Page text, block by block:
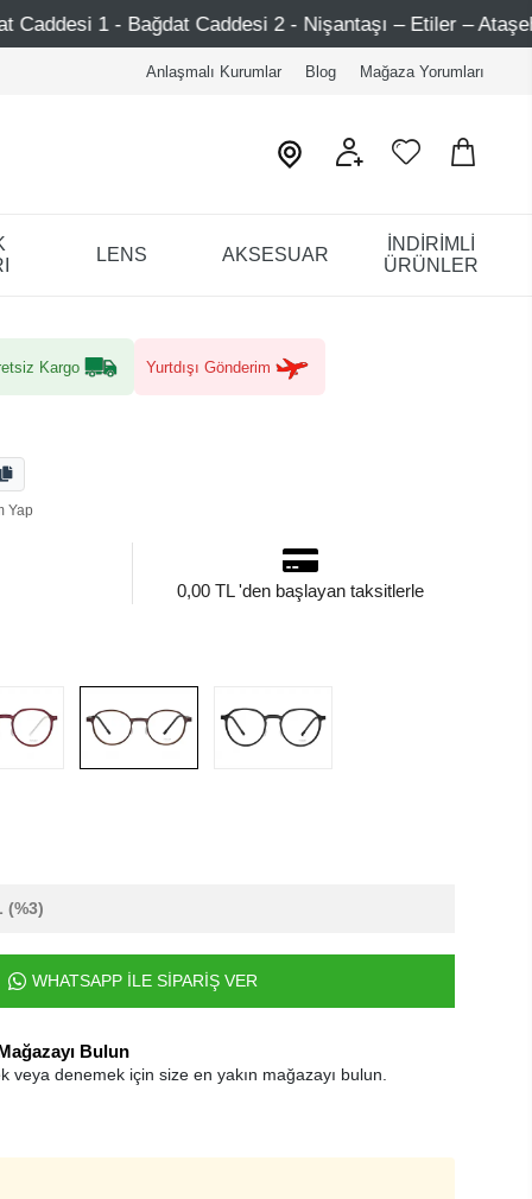
Caddesi 2 - Nişantaşı – Etiler – Ataşehir 750 TL
Anlaşmalı Kurumlar Blog Mağaza Yorumları
LENS AKSESUAR
İNDİRİMLİ
ÜRÜNLER
Kargo Yurtdışı Gönderim
Yap
0,00 TL 'den başlayan taksitlerle
(%3)
WHATSAPP İLE SİPARİŞ VER
Bulun
veya denemek için size en yakın mağazayı bulun.